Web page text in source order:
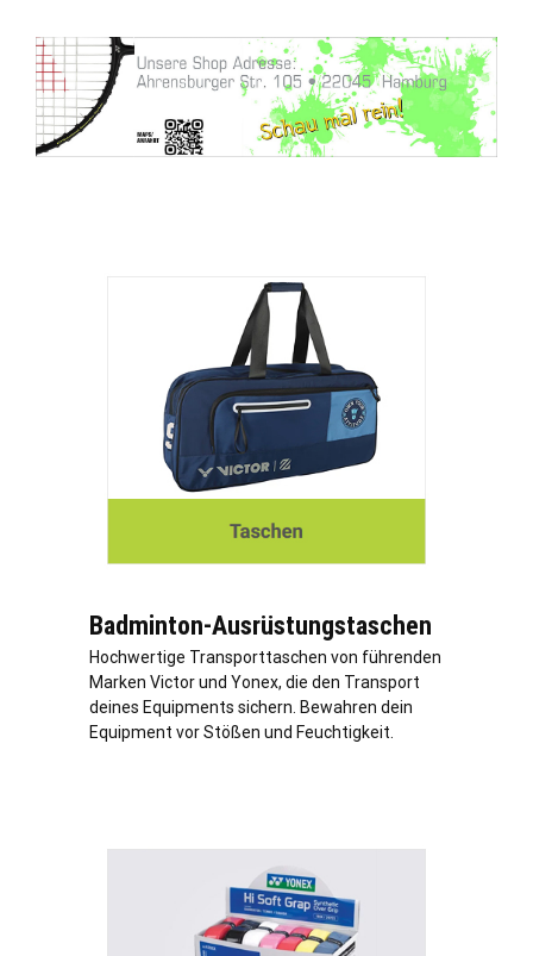
Badminton-Ausrüstungstaschen
Hochwertige Transporttaschen von führenden
Marken Victor und Yonex, die den Transport
deines Equipments sichern. Bewahren dein
Equipment vor Stößen und Feuchtigkeit.